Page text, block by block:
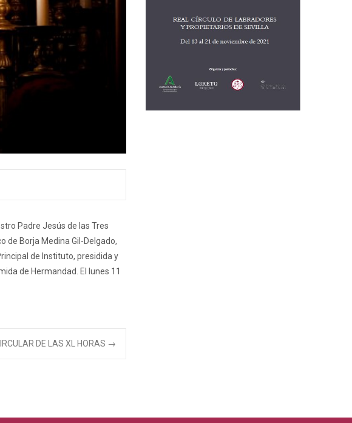
Padre Jesús de las Tres
de Borja Medina Gil-Delgado,
de Instituto, presidida y
de Hermandad. El lunes 11
DE LAS XL HORAS →